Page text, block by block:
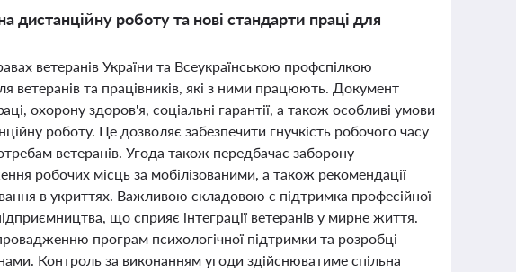
дистанційну роботу та нові стандарти праці для
ветеранів України та Всеукраїнською профспілкою
ветеранів та працівників, які з ними працюють. Документ
охорону здоров'я, соціальні гарантії, а також особливі умови
роботу. Це дозволяє забезпечити гнучкість робочого часу
ветеранів. Угода також передбачає заборону
робочих місць за мобілізованими, а також рекомендації
в укриттях. Важливою складовою є підтримка професійної
що сприяє інтеграції ветеранів у мирне життя.
програм психологічної підтримки та розробці
Контроль за виконанням угоди здійснюватиме спільна